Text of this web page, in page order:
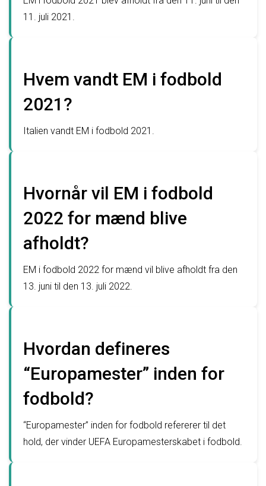
11. juli 2021.
Hvem vandt EM i fodbold
2021?
Italien vandt EM i fodbold 2021.
Hvornår vil EM i fodbold
2022 for mænd blive
afholdt?
EM i fodbold 2022 for mænd vil blive afholdt fra den
13. juni til den 13. juli 2022.
Hvordan defineres
“Europamester” inden for
fodbold?
“Europamester” inden for fodbold refererer til det
hold, der vinder UEFA Europamesterskabet i fodbold.